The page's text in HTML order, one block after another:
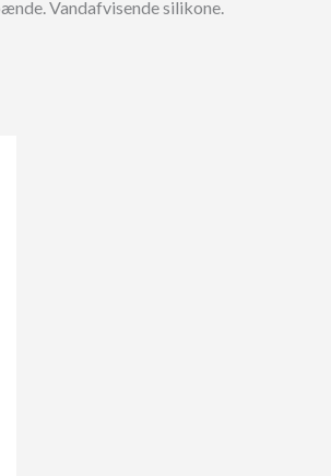
Vandafvisende silikone.